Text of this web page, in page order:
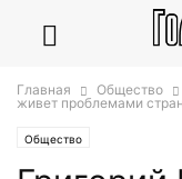
Главная Общество
живет проблемами
Общество